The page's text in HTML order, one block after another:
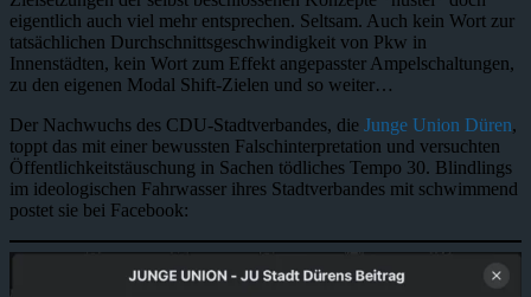
eigentlich auch viel mehr entsprechen. Seltsam. Auch kein Wort zur
tatsächlichen Durchschnittsgeschwindigkeit von Pkw in
Innenstädten, kein Wort zum Effekt angepasster Ampelschaltungen,
zu den eigenen Modal Shift-Zielen und so weiter…
Der Nachwuchs des CDU-Stadtverbandes, die Junge Union Düren,
toppt das mit einer bewussten Falschinterpretation und versuchten
Öffentlichkeitstäuschung in Sachen tödliches Tempo 30. Blindlings
im ideologischen Fahrwasser ihres Stadtverbandes mit schwimmend
postet sie bei Facebook: